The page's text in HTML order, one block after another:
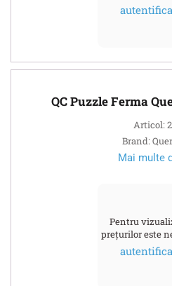
QC Puzzle Ferma
Articol:
Brand:
Mai multe
Pentru
prețurilor este